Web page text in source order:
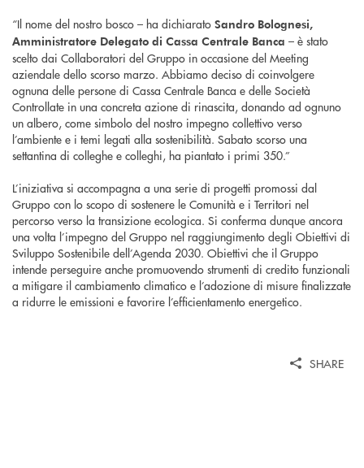
“Il nome del nostro bosco – ha dichiarato Sandro Bolognesi,
Amministratore Delegato di Cassa Centrale Banca – è stato
scelto dai Collaboratori del Gruppo in occasione del Meeting
aziendale dello scorso marzo. Abbiamo deciso di coinvolgere
ognuna delle persone di Cassa Centrale Banca e delle Società
Controllate in una concreta azione di rinascita, donando ad ognuno
un albero, come simbolo del nostro impegno collettivo verso
l’ambiente e i temi legati alla sostenibilità. Sabato scorso una
settantina di colleghe e colleghi, ha piantato i primi 350.”
L’iniziativa si accompagna a una serie di progetti promossi dal
Gruppo con lo scopo di sostenere le Comunità e i Territori nel
percorso verso la transizione ecologica. Si conferma dunque ancora
una volta l’impegno del Gruppo nel raggiungimento degli Obiettivi di
Sviluppo Sostenibile dell’Agenda 2030. Obiettivi che il Gruppo
intende perseguire anche promuovendo strumenti di credito funzionali
a mitigare il cambiamento climatico e l’adozione di misure finalizzate
a ridurre le emissioni e favorire l’efficientamento energetico.
SHARE